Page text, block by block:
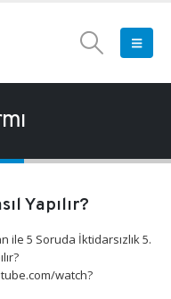
Yapılır?
ile 5 Soruda İktidarsızlık 5.
watch?